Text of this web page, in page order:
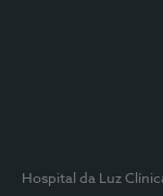
Hospital da Luz